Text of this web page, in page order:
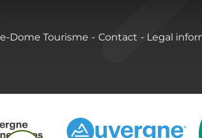
Dome Tourisme Contact Legal